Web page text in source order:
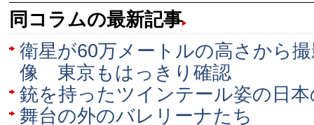
同コラムの最新記事
衛星が60万メートルの高さから
像 東京もはっきり確認
銃を持ったツインテール姿の日
舞台の外のバレリーナたち